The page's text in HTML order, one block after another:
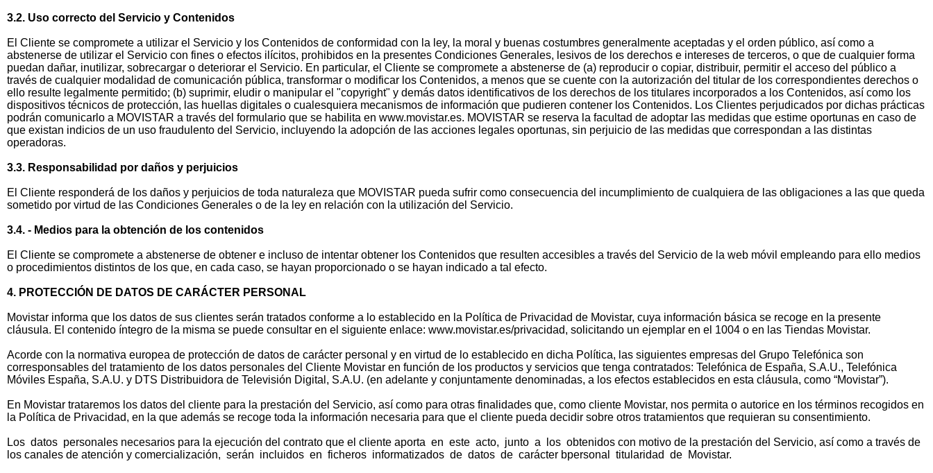
3.2. Uso correcto del Servicio y Contenidos
El Cliente se compromete a utilizar el Servicio y los Contenidos de conformidad con la ley, la moral y buenas costumbres generalmente aceptadas y el orden público, así como a
abstenerse de utilizar el Servicio con fines o efectos ilícitos, prohibidos en la presentes Condiciones Generales, lesivos de los derechos e intereses de terceros, o que de cualquier forma
puedan dañar, inutilizar, sobrecargar o deteriorar el Servicio. En particular, el Cliente se compromete a abstenerse de (a) reproducir o copiar, distribuir, permitir el acceso del público a
través de cualquier modalidad de comunicación pública, transformar o modificar los Contenidos, a menos que se cuente con la autorización del titular de los correspondientes derechos o
ello resulte legalmente permitido; (b) suprimir, eludir o manipular el "copyright" y demás datos identificativos de los derechos de los titulares incorporados a los Contenidos, así como los
dispositivos técnicos de protección, las huellas digitales o cualesquiera mecanismos de información que pudieren contener los Contenidos. Los Clientes perjudicados por dichas prácticas
podrán comunicarlo a MOVISTAR a través del formulario que se habilita en www.movistar.es. MOVISTAR se reserva la facultad de adoptar las medidas que estime oportunas en caso de
que existan indicios de un uso fraudulento del Servicio, incluyendo la adopción de las acciones legales oportunas, sin perjuicio de las medidas que correspondan a las distintas
operadoras.
3.3. Responsabilidad por daños y perjuicios
El Cliente responderá de los daños y perjuicios de toda naturaleza que MOVISTAR pueda sufrir como consecuencia del incumplimiento de cualquiera de las obligaciones a las que queda
sometido por virtud de las Condiciones Generales o de la ley en relación con la utilización del Servicio.
3.4. - Medios para la obtención de los contenidos
El Cliente se compromete a abstenerse de obtener e incluso de intentar obtener los Contenidos que resulten accesibles a través del Servicio de la web móvil empleando para ello medios
o procedimientos distintos de los que, en cada caso, se hayan proporcionado o se hayan indicado a tal efecto.
4. PROTECCIÓN DE DATOS DE CARÁCTER PERSONAL
Movistar informa que los datos de sus clientes serán tratados conforme a lo establecido en la Política de Privacidad de Movistar, cuya información básica se recoge en la presente
cláusula. El contenido íntegro de la misma se puede consultar en el siguiente enlace: www.movistar.es/privacidad, solicitando un ejemplar en el 1004 o en las Tiendas Movistar.
Acorde con la normativa europea de protección de datos de carácter personal y en virtud de lo establecido en dicha Política, las siguientes empresas del Grupo Telefónica son
corresponsables del tratamiento de los datos personales del Cliente Movistar en función de los productos y servicios que tenga contratados: Telefónica de España, S.A.U., Telefónica
Móviles España, S.A.U. y DTS Distribuidora de Televisión Digital, S.A.U. (en adelante y conjuntamente denominadas, a los efectos establecidos en esta cláusula, como “Movistar”).
En Movistar trataremos los datos del cliente para la prestación del Servicio, así como para otras finalidades que, como cliente Movistar, nos permita o autorice en los términos recogidos en
la Política de Privacidad, en la que además se recoge toda la información necesaria para que el cliente pueda decidir sobre otros tratamientos que requieran su consentimiento.
Los datos personales necesarios para la ejecución del contrato que el cliente aporta en este acto, junto a los obtenidos con motivo de la prestación del Servicio, así como a través de
los canales de atención y comercialización, serán incluidos en ficheros informatizados de datos de carácter bpersonal titularidad de Movistar.